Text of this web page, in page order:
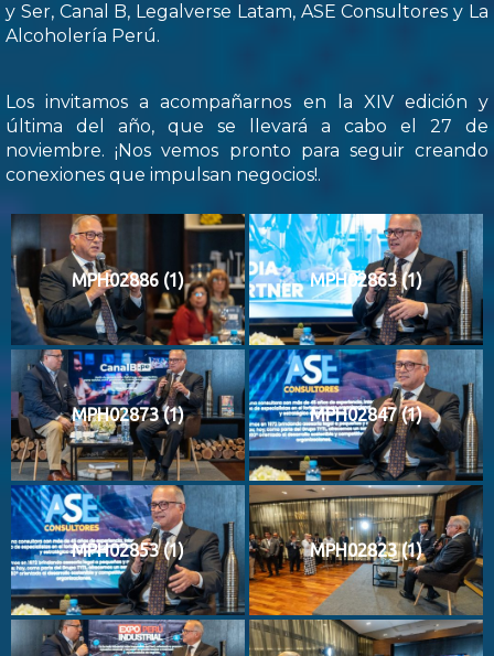
y Ser, Canal B, Legalverse Latam, ASE Consultores y La
Alcoholería Perú.
Los invitamos a acompañarnos en la XIV edición y
última del año, que se llevará a cabo el 27 de
noviembre. ¡Nos vemos pronto para seguir creando
conexiones que impulsan negocios!.
MPH02886 (1) MPH02863 (1)
MPH02873 (1) MPH02847 (1)
MPH02853 (1) MPH02823 (1)